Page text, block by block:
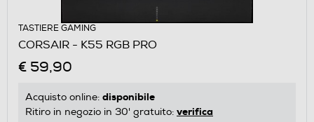
TASTIERE GAMING
CORSAIR - K55 RGB PRO
€ 59,90
Acquisto online: disponibile
Ritiro in negozio in 30' gratuito: verifica